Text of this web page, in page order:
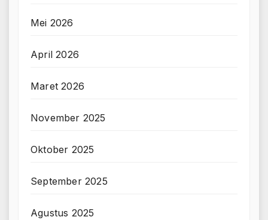
Mei 2026
April 2026
Maret 2026
November 2025
Oktober 2025
September 2025
Agustus 2025